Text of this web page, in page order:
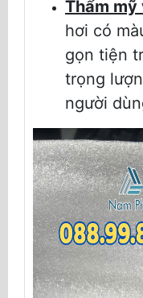
Thẩm mỹ
hơi có
gọn tiện
trọng
người